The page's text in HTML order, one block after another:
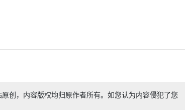
创，内容版权均归原作者所有。如您认为内容侵犯了您